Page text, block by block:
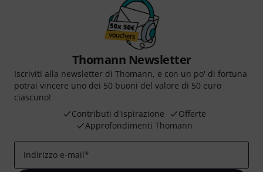
Thomann Newsletter
Iscriviti alla newsletter di Thomann, e con un po' di fortuna
potrai vincere uno dei 50 buoni del valore di 50 euro
ciascuno!
Contributi d'ispirazione
Offerte
Approfondimenti Thomann
Indirizzo e-mail*